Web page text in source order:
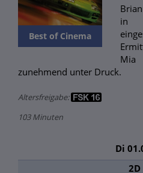
Best of Cinema
in
zunehmend unter Druck.
Altersfreigabe:
103 Minuten
Di
2D